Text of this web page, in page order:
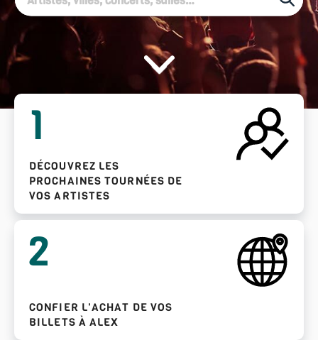
1
DÉCOUVREZ LES
PROCHAINES TOURNÉES DE
VOS ARTISTES
2
CONFIER L'ACHAT DE VOS
BILLETS À ALEX